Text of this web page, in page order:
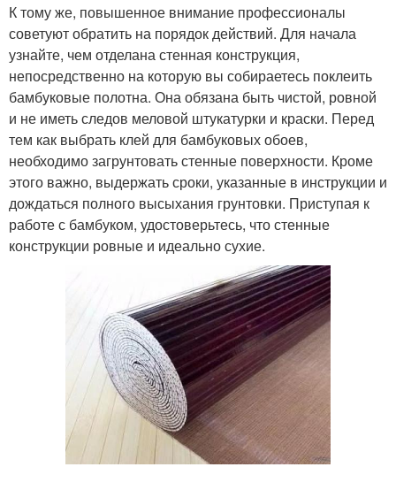
К тому же, повышенное внимание профессионалы
советуют обратить на порядок действий. Для начала
узнайте, чем отделана стенная конструкция,
непосредственно на которую вы собираетесь поклеить
бамбуковые полотна. Она обязана быть чистой, ровной
и не иметь следов меловой штукатурки и краски. Перед
тем как выбрать клей для бамбуковых обоев,
необходимо загрунтовать стенные поверхности. Кроме
этого важно, выдержать сроки, указанные в инструкции и
дождаться полного высыхания грунтовки. Приступая к
работе с бамбуком, удостоверьтесь, что стенные
конструкции ровные и идеально сухие.